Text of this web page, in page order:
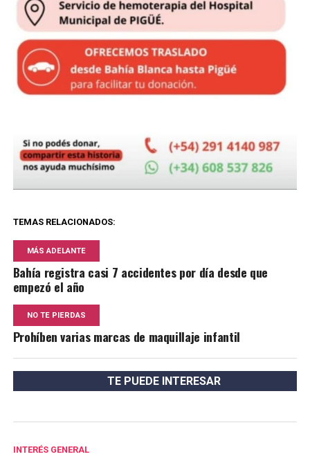
TEMAS RELACIONADOS:
MÁS ADELANTE
Bahía registra casi 7 accidentes por día desde que
empezó el año
NO TE PIERDAS
Prohíben varias marcas de maquillaje infantil
TE PUEDE INTERESAR
INTERÉS GENERAL